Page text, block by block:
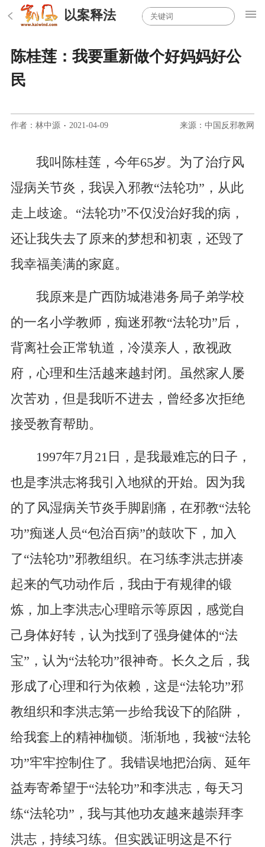
以案释法
陈桂莲：我要重新做个好妈妈好公
民
作者：林中源 · 2021-04-09 来源：中国反邪教网
我叫陈桂莲，今年65岁。为了治疗风
湿病关节炎，我误入邪教“法轮功”，从此
走上歧途。“法轮功”不仅没治好我的病，
还让我失去了原来的梦想和初衷，还毁了
我幸福美满的家庭。
我原来是广西防城港港务局子弟学校
的一名小学教师，痴迷邪教“法轮功”后，
背离社会正常轨道，冷漠亲人，敌视政
府，心理和生活越来越封闭。虽然家人屡
次苦劝，但是我听不进去，曾经多次拒绝
接受教育帮助。
1997年7月21日，是我最难忘的日子，
也是李洪志将我引入地狱的开始。因为我
的了风湿病关节炎手脚剧痛，在邪教“法轮
功”痴迷人员“包治百病”的鼓吹下，加入
了“法轮功”邪教组织。在习练李洪志拼凑
起来的气功动作后，我由于有规律的锻
炼，加上李洪志心理暗示等原因，感觉自
己身体好转，认为找到了强身健体的“法
宝”，认为“法轮功”很神奇。长久之后，我
形成了心理和行为依赖，这是“法轮功”邪
教组织和李洪志第一步给我设下的陷阱，
给我套上的精神枷锁。渐渐地，我被“法轮
功”牢牢控制住了。我错误地把治病、延年
益寿寄希望于“法轮功”和李洪志，每天习
练“法轮功”，我与其他功友越来越崇拜李
洪志，持续习练。但实践证明这是不行